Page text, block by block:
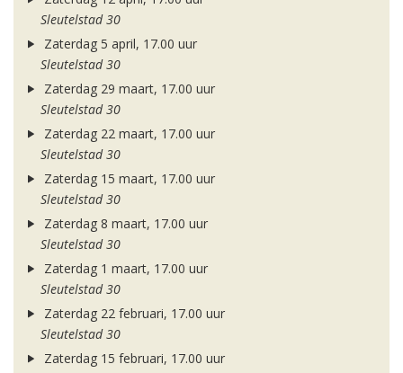
Sleutelstad 30
Zaterdag 5 april, 17.00 uur
Sleutelstad 30
Zaterdag 29 maart, 17.00 uur
Sleutelstad 30
Zaterdag 22 maart, 17.00 uur
Sleutelstad 30
Zaterdag 15 maart, 17.00 uur
Sleutelstad 30
Zaterdag 8 maart, 17.00 uur
Sleutelstad 30
Zaterdag 1 maart, 17.00 uur
Sleutelstad 30
Zaterdag 22 februari, 17.00 uur
Sleutelstad 30
Zaterdag 15 februari, 17.00 uur